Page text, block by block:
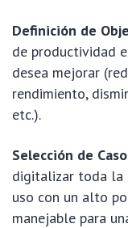
Definición de
de productividad
desea mejorar
rendimiento,
etc.).
Selección de
digitalizar toda la
uso con un alto
manejable para